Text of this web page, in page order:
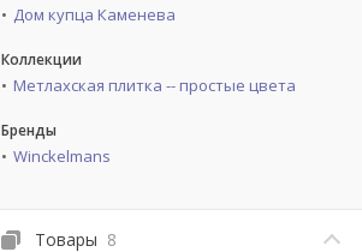
Дом купца Каменева
Коллекции
Метлахская плитка -- простые цвета
Бренды
Winckelmans
Товары 8